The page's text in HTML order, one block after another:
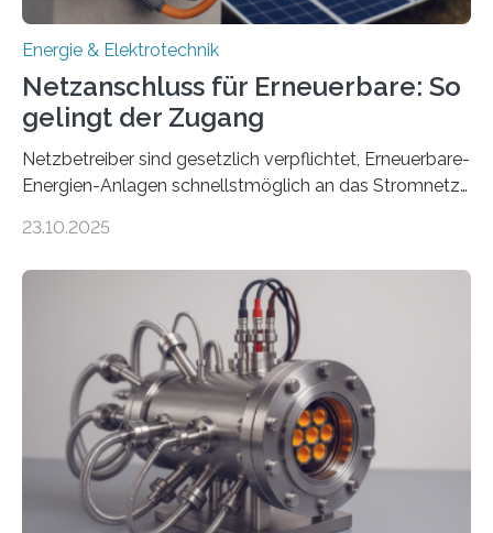
Energie & Elektrotechnik
Netzanschluss für Erneuerbare: So
gelingt der Zugang
Netzbetreiber sind gesetzlich verpflichtet, Erneuerbare-
Energien-Anlagen schnellstmöglich an das Stromnetz
ermöglichen. Doch der dafür nötige Netzausbau hinkt
einem „Anschlussstau“. Die Stiftung
Umweltenergierecht hat den Rechtsrahmen in einem
neuen Bericht für die Praxis eingeordnet – inklusive der
Rolle von flexiblen Netzanschlussvereinbarungen. Der
Netzanschluss von Erneuerbare-Energien-Anlagen
(EE-Anlagen) ist entscheidend für die Energiewende.
Denn ohne Anschluss an das Netz kann kein Strom
eingespeist werden. Nach dem Erneuerbare-Energien-
Gesetz (EEG) sind Netzbetreiber…
23.10.2025